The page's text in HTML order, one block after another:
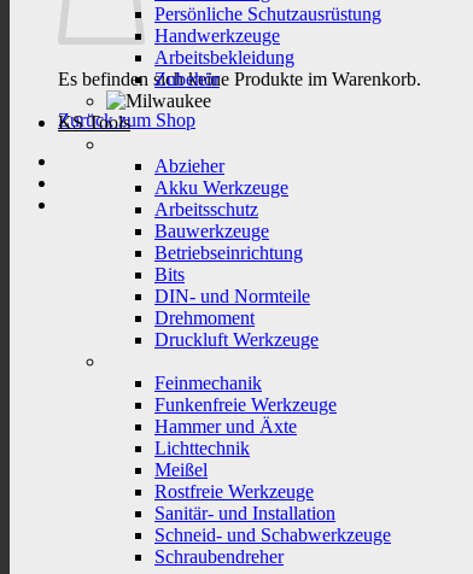
Es befinden sich keine Produkte im Warenkorb.
Zurück zum Shop
Persönliche Schutzausrüstung
Handwerkzeuge
Arbeitsbekleidung
Zubehör
KS Tools
Abzieher
Akku Werkzeuge
Arbeitsschutz
Bauwerkzeuge
Betriebseinrichtung
Bits
DIN- und Normteile
Drehmoment
Druckluft Werkzeuge
Feinmechanik
Funkenfreie Werkzeuge
Hammer und Äxte
Lichttechnik
Meißel
Rostfreie Werkzeuge
Sanitär- und Installation
Schneid- und Schabwerkzeuge
Schraubendreher